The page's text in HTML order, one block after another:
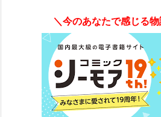
＼今のあなたで感じる